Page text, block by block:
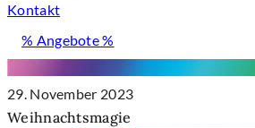
Kontakt
% Angebote %
29. November 2023
Weihnachtsmagie